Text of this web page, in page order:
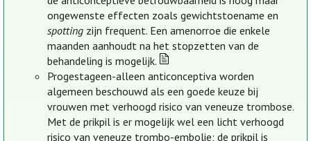
ongewenste effecten zoals gewichtstoename en
spotting zijn frequent. Een amenorroe die enkele
maanden aanhoudt na het stopzetten van de
behandeling is mogelijk.
Progestageen-alleen anticonceptiva worden
algemeen beschouwd als een goede keuze bij
vrouwen met verhoogd risico van veneuze trombose.
Met de prikpil is er mogelijk wel een licht verhoogd
risico van veneuze trombo-embolie; de prikpil is